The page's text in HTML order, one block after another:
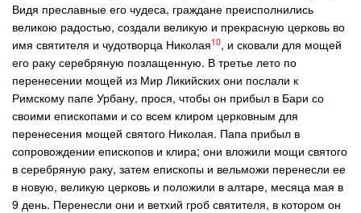
Видя преславные его чудеса, граждане преисполнились
великою радостью, создали великую и прекрасную церковь во
имя святителя и чудотворца Николая10, и сковали для мощей
его раку серебряную позлащенную. В третье лето по
перенесении мощей из Мир Ликийских они послали к
Римскому папе Урбану, прося, чтобы он прибыл в Бари со
своими епископами и со всем клиром церковным для
перенесения мощей святого Николая. Папа прибыл в
сопровождении епископов и клира; они вложили мощи святого
в серебряную раку, затем епископы и вельможи перенесли ее
в новую, великую церковь и положили в алтаре, месяца мая в
9 день. Перенесли они и ветхий гроб святителя, в котором он